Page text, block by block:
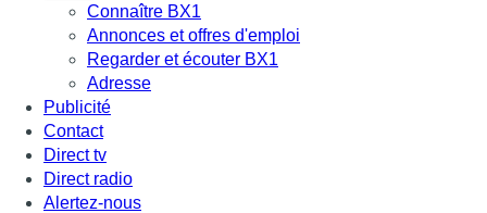
Connaître BX1
Annonces et offres d'emploi
Regarder et écouter BX1
Adresse
Publicité
Contact
Direct tv
Direct radio
Alertez-nous